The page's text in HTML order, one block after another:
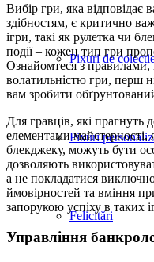
Pixuri de
Pixuri
Felicitări
Вибір гри, яка відповідає
здібностям, є критично
ігри, такі як рулетка чи
події – кожен тип гри
Ознайомтеся з правилами,
волатильністю гри, перш
вам зробити
Для гравців, які прагнуть
елементами майстерності,
блекджеку, можуть бути
дозволяють
а не покладатися
ймовірностей та вміння
запорукою успіху в таких
Управління